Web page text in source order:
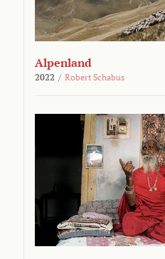
Alpenland
2022 / Robert Schabus